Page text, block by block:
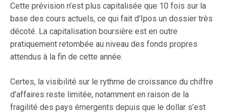
Cette prévision n’est plus capitalisée que 10 fois sur la
base des cours actuels, ce qui fait d’Ipos un dossier très
décoté. La capitalisation boursière est en outre
pratiquement retombée au niveau des fonds propres
attendus à la fin de cette année.
Certes, la visibilité sur le rythme de croissance du chiffre
d’affaires reste limitée, notamment en raison de la
fragilité des pays émergents depuis que le dollar s’est